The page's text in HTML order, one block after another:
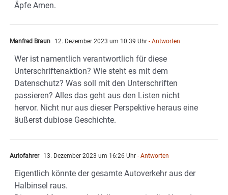
Äpfe Amen.
Manfred Braun 12. Dezember 2023 um 10:39 Uhr - Antworten
Wer ist namentlich verantwortlich für diese
Unterschriftenaktion? Wie steht es mit dem
Datenschutz? Was soll mit den Unterschriften
passieren? Alles das geht aus den Listen nicht
hervor. Nicht nur aus dieser Perspektive heraus eine
äußerst dubiose Geschichte.
Autofahrer 13. Dezember 2023 um 16:26 Uhr - Antworten
Eigentlich könnte der gesamte Autoverkehr aus der
Halbinsel raus.